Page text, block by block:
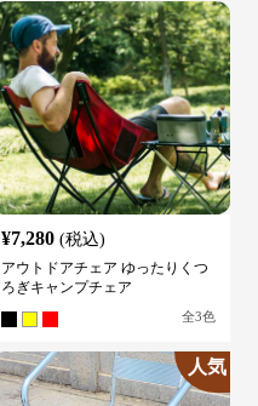
¥7,280 (税込)
アウトドアチェア ゆったりくつ
ろぎキャンプチェア
全3色
人気